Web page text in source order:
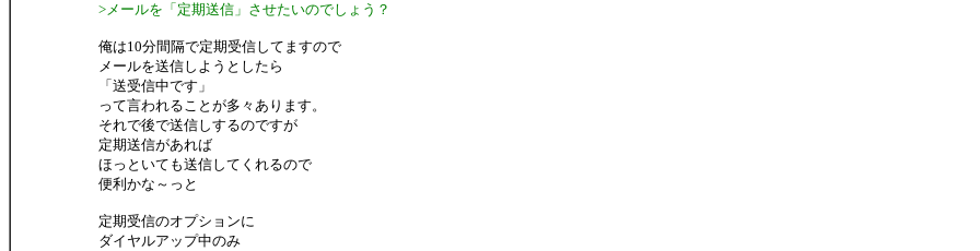
>メールを「定期送信」させたいのでしょう？
俺は10分間隔で定期受信してますので
メールを送信しようとしたら
「送受信中です」
って言われることが多々あります。
それで後で送信しするのですが
定期送信があれば
ほっといても送信してくれるので
便利かな～っと
定期受信のオプションに
ダイヤルアップ中のみ